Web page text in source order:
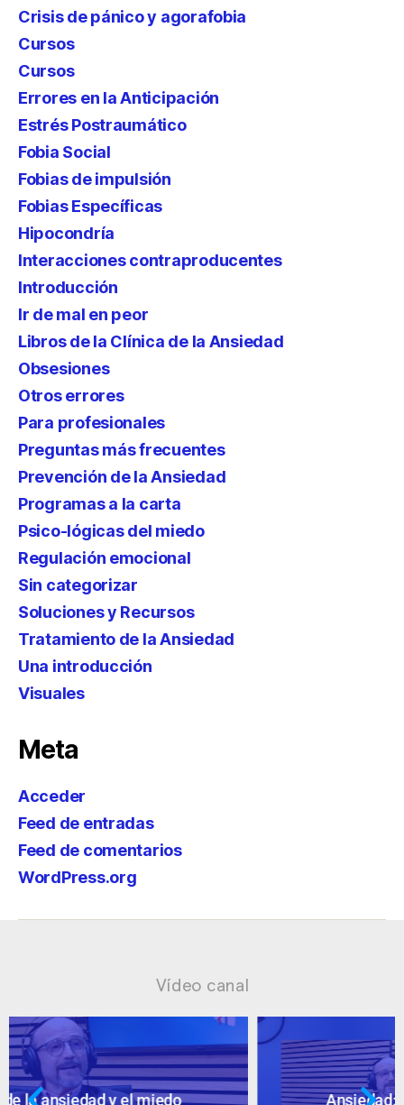
Crisis de pánico y agorafobia
Cursos
Cursos
Errores en la Anticipación
Estrés Postraumático
Fobia Social
Fobias de impulsión
Fobias Específicas
Hipocondría
Interacciones contraproducentes
Introducción
Ir de mal en peor
Libros de la Clínica de la Ansiedad
Obsesiones
Otros errores
Para profesionales
Preguntas más frecuentes
Prevención de la Ansiedad
Programas a la carta
Psico-lógicas del miedo
Regulación emocional
Sin categorizar
Soluciones y Recursos
Tratamiento de la Ansiedad
Una introducción
Visuales
Meta
Acceder
Feed de entradas
Feed de comentarios
WordPress.org
Vídeo canal
Ansiedad: supuestos cuestionables